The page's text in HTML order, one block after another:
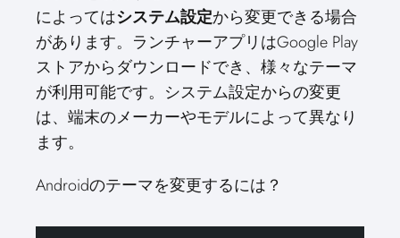
によってはシステム設定から変更できる場合
があります。ランチャーアプリはGoogle Play
ストアからダウンロードでき、様々なテーマ
が利用可能です。システム設定からの変更
は、端末のメーカーやモデルによって異なり
ます。
Androidのテーマを変更するには？